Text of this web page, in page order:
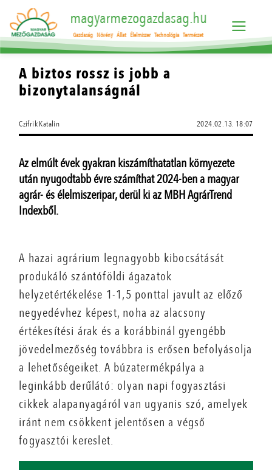
magyarmezogazdasag.hu
Gazdaság Növény Állat Élelmiszer Technológia Természet
A biztos rossz is jobb a
bizonytalanságnál
Czifrik Katalin 2024.02.13. 18:07
Az elmúlt évek gyakran kiszámíthatatlan környezete
után nyugodtabb évre számíthat 2024-ben a magyar
agrár- és élelmiszeripar, derül ki az MBH AgrárTrend
Indexből.
A hazai agrárium legnagyobb kibocsátását
produkáló szántóföldi ágazatok
helyzetértékelése 1-1,5 ponttal javult az előző
negyedévhez képest, noha az alacsony
értékesítési árak és a korábbinál gyengébb
jövedelmezőség továbbra is erősen befolyásolja
a lehetőségeiket. A búzatermékpálya a
leginkább derűlátó: olyan napi fogyasztási
cikkek alapanyagáról van ugyanis szó, amelyek
iránt nem csökkent jelentősen a végső
fogyasztói kereslet.